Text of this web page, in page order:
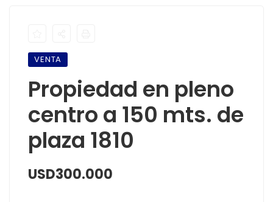
VENTA
Propiedad en pleno
centro a 150 mts. de
plaza 1810
USD300.000